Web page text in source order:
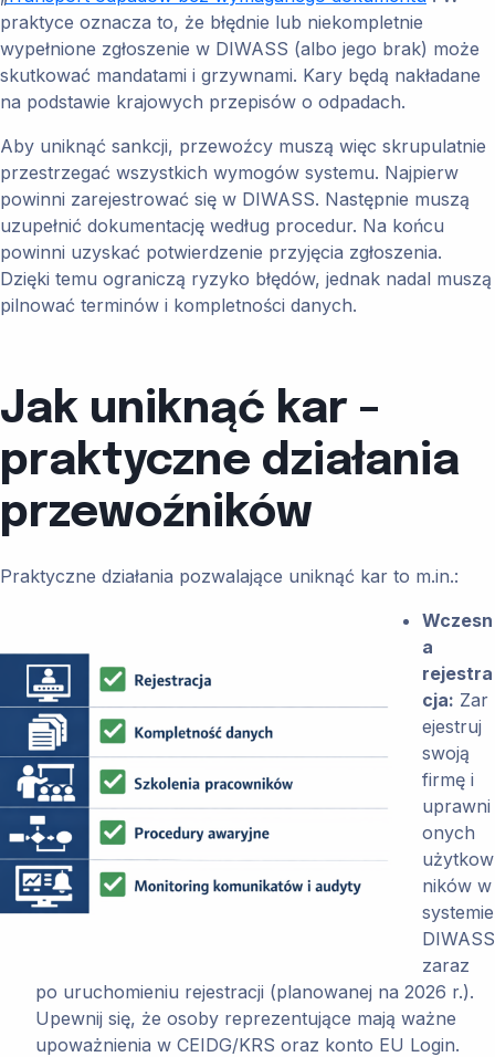
praktyce oznacza to, że błędnie lub niekompletnie
wypełnione zgłoszenie w DIWASS (albo jego brak) może
skutkować mandatami i grzywnami. Kary będą nakładane
na podstawie krajowych przepisów o odpadach.
Aby uniknąć sankcji, przewoźcy muszą więc skrupulatnie
przestrzegać wszystkich wymogów systemu. Najpierw
powinni zarejestrować się w DIWASS. Następnie muszą
uzupełnić dokumentację według procedur. Na końcu
powinni uzyskać potwierdzenie przyjęcia zgłoszenia.
Dzięki temu ograniczą ryzyko błędów, jednak nadal muszą
pilnować terminów i kompletności danych.
Jak uniknąć kar –
praktyczne działania
przewoźników
Praktyczne działania pozwalające uniknąć kar to m.in.:
Wczesn
a
rejestra
cja: Zar
ejestruj
swoją
firmę i
uprawni
onych
użytkow
ników w
systemie
DIWASS
zaraz
po uruchomieniu rejestracji (planowanej na 2026 r.).
Upewnij się, że osoby reprezentujące mają ważne
upoważnienia w CEIDG/KRS oraz konto EU Login.